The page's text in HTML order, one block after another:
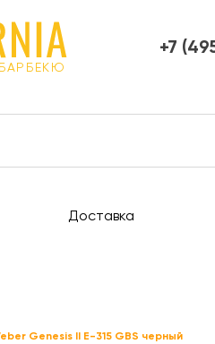
+7
Доставка
Genesis II E-315 GBS черный